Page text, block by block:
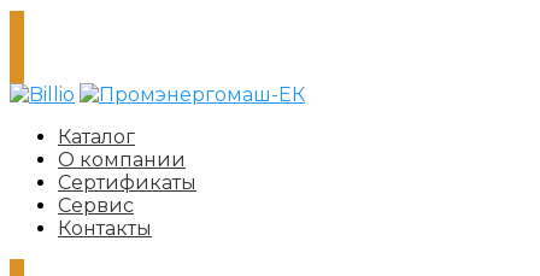
Каталог
О компании
Сертификаты
Сервис
Контакты